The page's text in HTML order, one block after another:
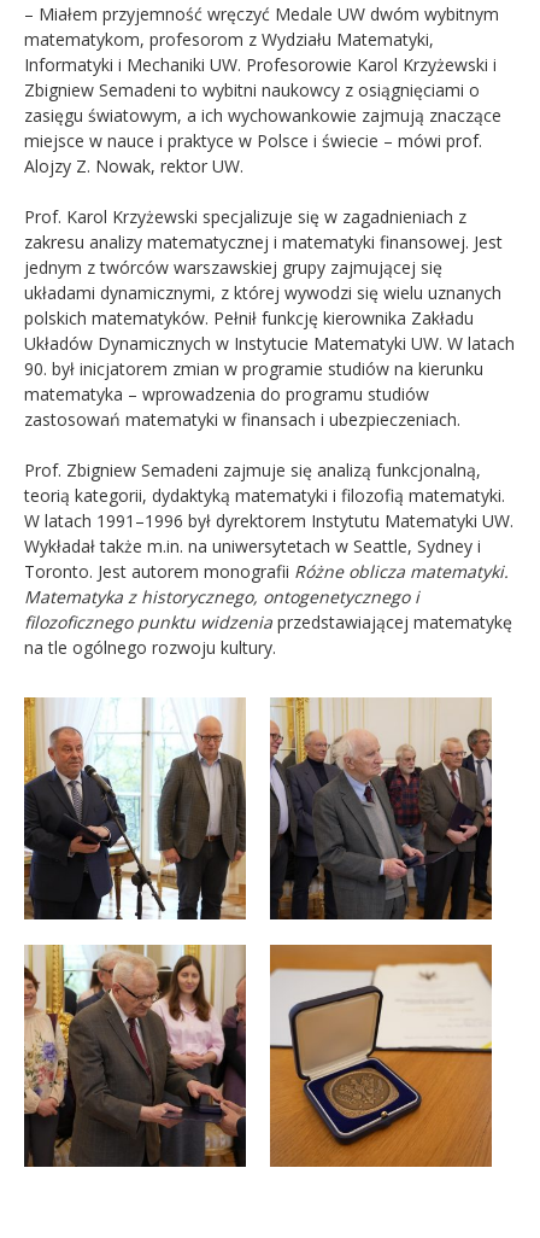
– Miałem przyjemność wręczyć Medale UW dwóm wybitnym
matematykom, profesorom z Wydziału Matematyki,
Informatyki i Mechaniki UW. Profesorowie Karol Krzyżewski i
Zbigniew Semadeni to wybitni naukowcy z osiągnięciami o
zasięgu światowym, a ich wychowankowie zajmują znaczące
miejsce w nauce i praktyce w Polsce i świecie – mówi prof.
Alojzy Z. Nowak, rektor UW.
Prof. Karol Krzyżewski specjalizuje się w zagadnieniach z
zakresu analizy matematycznej i matematyki finansowej. Jest
jednym z twórców warszawskiej grupy zajmującej się
układami dynamicznymi, z której wywodzi się wielu uznanych
polskich matematyków. Pełnił funkcję kierownika Zakładu
Układów Dynamicznych w Instytucie Matematyki UW. W latach
90. był inicjatorem zmian w programie studiów na kierunku
matematyka – wprowadzenia do programu studiów
zastosowań matematyki w finansach i ubezpieczeniach.
Prof. Zbigniew Semadeni zajmuje się analizą funkcjonalną,
teorią kategorii, dydaktyką matematyki i filozofią matematyki.
W latach 1991–1996 był dyrektorem Instytutu Matematyki UW.
Wykładał także m.in. na uniwersytetach w Seattle, Sydney i
Toronto. Jest autorem monografii Różne oblicza matematyki.
Matematyka z historycznego, ontogenetycznego i
filozoficznego punktu widzenia przedstawiającej matematykę
na tle ogólnego rozwoju kultury.